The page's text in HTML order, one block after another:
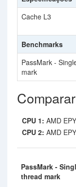
Cache L3
Benchmarks
PassMark -
mark
CPU 1: AMD
CPU 2: AMD
PassMark -
thread mark